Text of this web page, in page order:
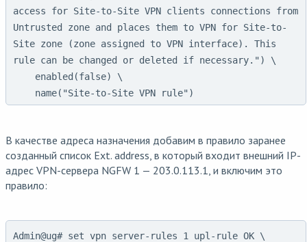
access for Site-to-Site VPN clients connections from
Untrusted zone and places them to VPN for Site-to-
Site zone (zone assigned to VPN interface). This
rule can be changed or deleted if necessary.") \
    name("Site-to-Site VPN rule")
В качестве адреса назначения добавим в правило заранее
созданный список Ext. address, в который входит внешний IP-
адрес VPN-сервера NGFW 1 — 203.0.113.1, и включим это
правило:
Admin@ug# set vpn server-rules 1 upl-rule OK \